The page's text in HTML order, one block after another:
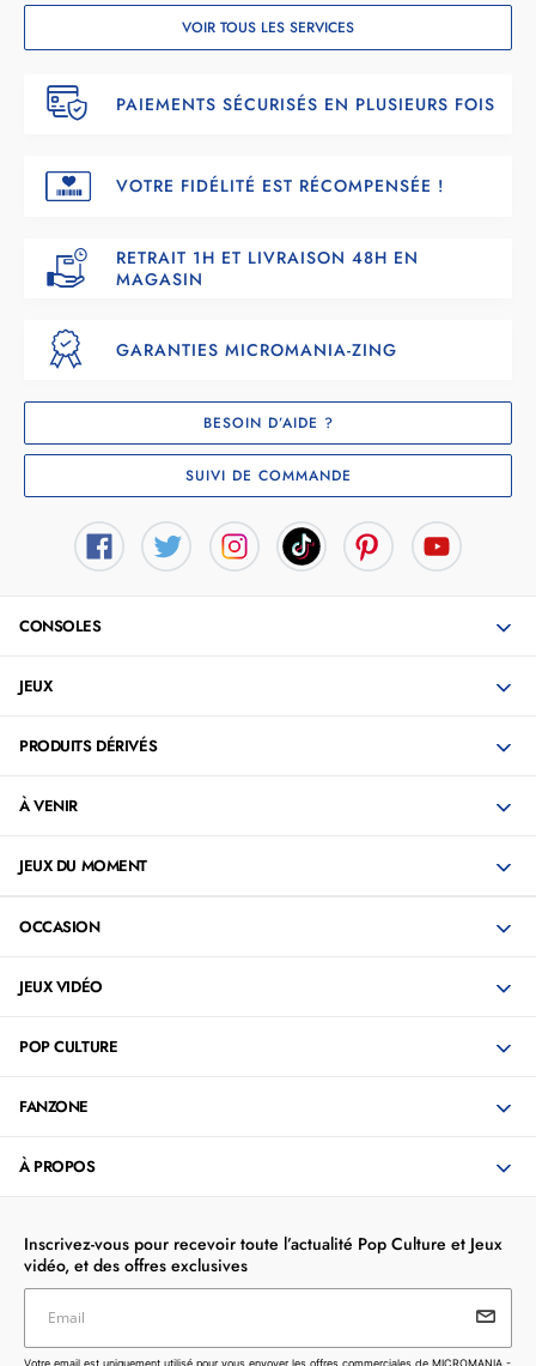
VOIR TOUS LES SERVICES
PAIEMENTS SÉCURISÉS EN PLUSIEURS FOIS
VOTRE FIDÉLITÉ EST RÉCOMPENSÉE !
RETRAIT 1H ET LIVRAISON 48H EN
MAGASIN
GARANTIES MICROMANIA-ZING
BESOIN D’AIDE ?
SUIVI DE COMMANDE
CONSOLES
JEUX
PRODUITS DÉRIVÉS
À VENIR
JEUX DU MOMENT
OCCASION
JEUX VIDÉO
POP CULTURE
FANZONE
À PROPOS
Inscrivez-vous pour recevoir toute l’actualité Pop Culture et Jeux
vidéo, et des offres exclusives
Votre email est uniquement utilisé pour vous envoyer les
Email
Votre email est uniquement utilisé pour vous envoyer les offres commerciales de MICROMANIA -